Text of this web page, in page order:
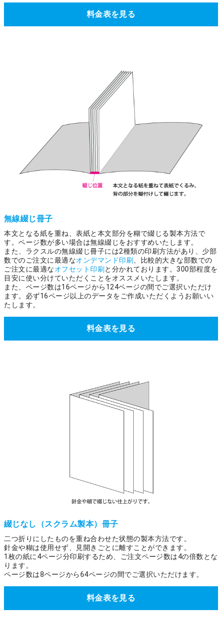
料金表を見る
無線綴じ冊子
本文となる紙を重ね、表紙と本文部分を糊で綴じる製本方法で
す。ページ数が多い場合は無線綴じをおすすめいたします。
また、ラクスルの無線綴じ冊子には2種類の印刷方法があり、少部
数でのご注文に最適なオンデマンド印刷 、比較的大きな部数での
ご注文に最適なオフセット印刷と分かれております。300部程度を
目安に使い分けていただくことをオススメいたします。
また、ページ数は16ページから124ページの間でご選択いただけ
ます。必ず16ページ以上のデータをご作成いただくようお願いい
たします。
料金表を見る
綴じなし（スクラム製本）冊子
二つ折りにしたものを重ね合わせた状態の製本方法です。
針金や糊は使用せず、見開きごとに離すことができます。
1枚の紙に4ページ分印刷するため、ご注文ページ数は4の倍数とな
ります。
ページ数は8ページから64ページの間でご選択いただけます。
料金表を見る